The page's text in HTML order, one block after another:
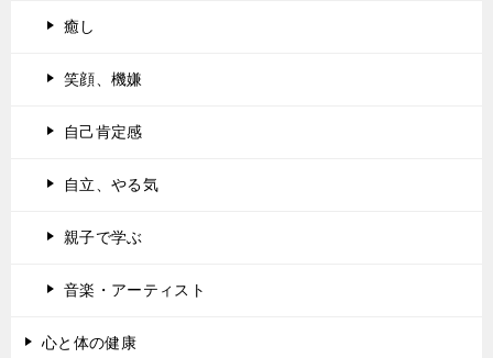
癒し
笑顔、機嫌
自己肯定感
自立、やる気
親子で学ぶ
音楽・アーティスト
心と体の健康